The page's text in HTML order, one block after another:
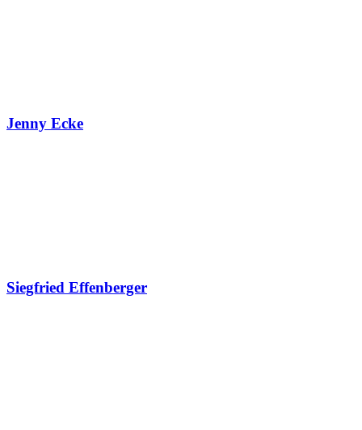
Jenny Ecke
Siegfried Effenberger